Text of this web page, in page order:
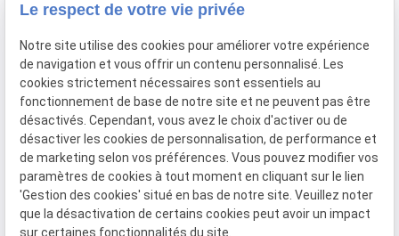
Famille
Droit Internationnal et
Européen de la Famille
01 47 23 69 00
148 avenue de
Wagram75017 Paris
Lundi - Vendredi 09:00 - 19:30
Mentions
Politique de
Le respect de votre vie privée
Notre site utilise des cookies pour améliorer votre expérience
de navigation et vous offrir un contenu personnalisé. Les
cookies strictement nécessaires sont essentiels au
fonctionnement de base de notre site et ne peuvent pas être
désactivés. Cependant, vous avez le choix d'activer ou de
désactiver les cookies de personnalisation, de performance et
de marketing selon vos préférences. Vous pouvez modifier vos
paramètres de cookies à tout moment en cliquant sur le lien
'Gestion des cookies' situé en bas de notre site. Veuillez noter
que la désactivation de certains cookies peut avoir un impact
sur certaines fonctionnalités du site.